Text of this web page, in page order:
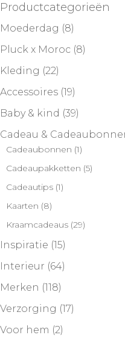
Productcategorieën
Moederdag (8)
Pluck x Moroc (8)
Kleding (22)
Accessoires (19)
Baby & kind (39)
Cadeau &
Cadeaubonnen (1)
Cadeaupakketten (5)
Cadeautips (1)
Kaarten (8)
Kraamcadeaus (29)
Inspiratie (15)
Interieur (64)
Merken (118)
Verzorging (17)
Voor hem (2)